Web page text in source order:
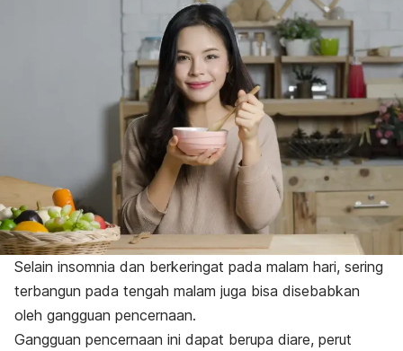
Selain insomnia dan berkeringat pada malam hari, sering
terbangun pada tengah malam juga bisa disebabkan
oleh gangguan pencernaan.
Gangguan pencernaan ini dapat berupa diare, perut